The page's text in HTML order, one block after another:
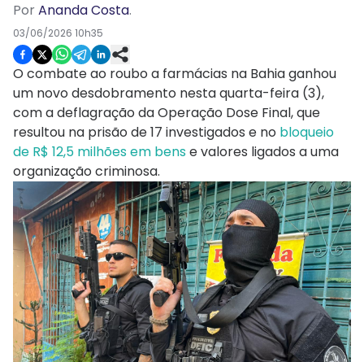
PorAnanda Costa.
03/06/2026 10h35
O combate ao roubo a farmácias na Bahia ganhou
um novo desdobramento nesta quarta-feira (3),
com a deflagração da Operação Dose Final, que
resultou na prisão de 17 investigados e no bloqueio
de R$ 12,5 milhões em bense valores ligados a uma
organização criminosa.